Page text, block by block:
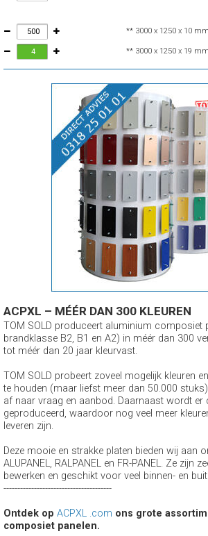
** 3000 x 1250 x 10 mm
** 3000 x 1250 x 19 mm
ACPXL – MÉÉR DAN 300 KLEUREN
TOM SOLD produceert aluminium composiet
brandklasse B2, B1 en A2) in méér dan 300
tot méér dan 20 jaar kleurvast.
TOM SOLD probeert zoveel mogelijk kleuren
te houden (maar liefst meer dan 50.000
af naar vraag en aanbod. Daarnaast wordt er
geproduceerd, waardoor nog veel meer
leveren zijn.
Deze mooie en strakke platen bieden wij aan
ALUPANEL, RALPANEL en FR-PANEL. Ze zijn
bewerken en geschikt voor veel binnen- en
---------------------------------------
Ontdek op ACPXL .com ons grote
composiet panelen.